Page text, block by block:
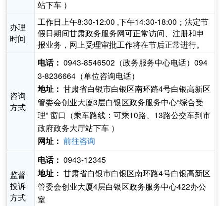
站下车 ）
办理
时间
工作日上午8:30-12:00 ,下午14:30-18:00；法定节
假日期间甘肃政务服务网可正常访问、注册和申
报业务，网上受理审批工作将在节后正常进行。
咨询
方式
电话： 0943-8546502（政务服务中心电话）094
3-8236664（单位咨询电话）
地址： 甘肃省白银市白银区南环路4号白银高新区
管委会创业大厦3层白银区政务服务中心“综合受
理” 窗口（乘车路线：可乘10路、13路公交车到市
政府政务大厅站下车 ）
网址： 前往咨询
监督
投诉
方式
电话： 0943-12345
地址： 甘肃省白银市白银区南环路4号白银高新区
管委会创业大厦4层白银区政务服务中心422办公
室